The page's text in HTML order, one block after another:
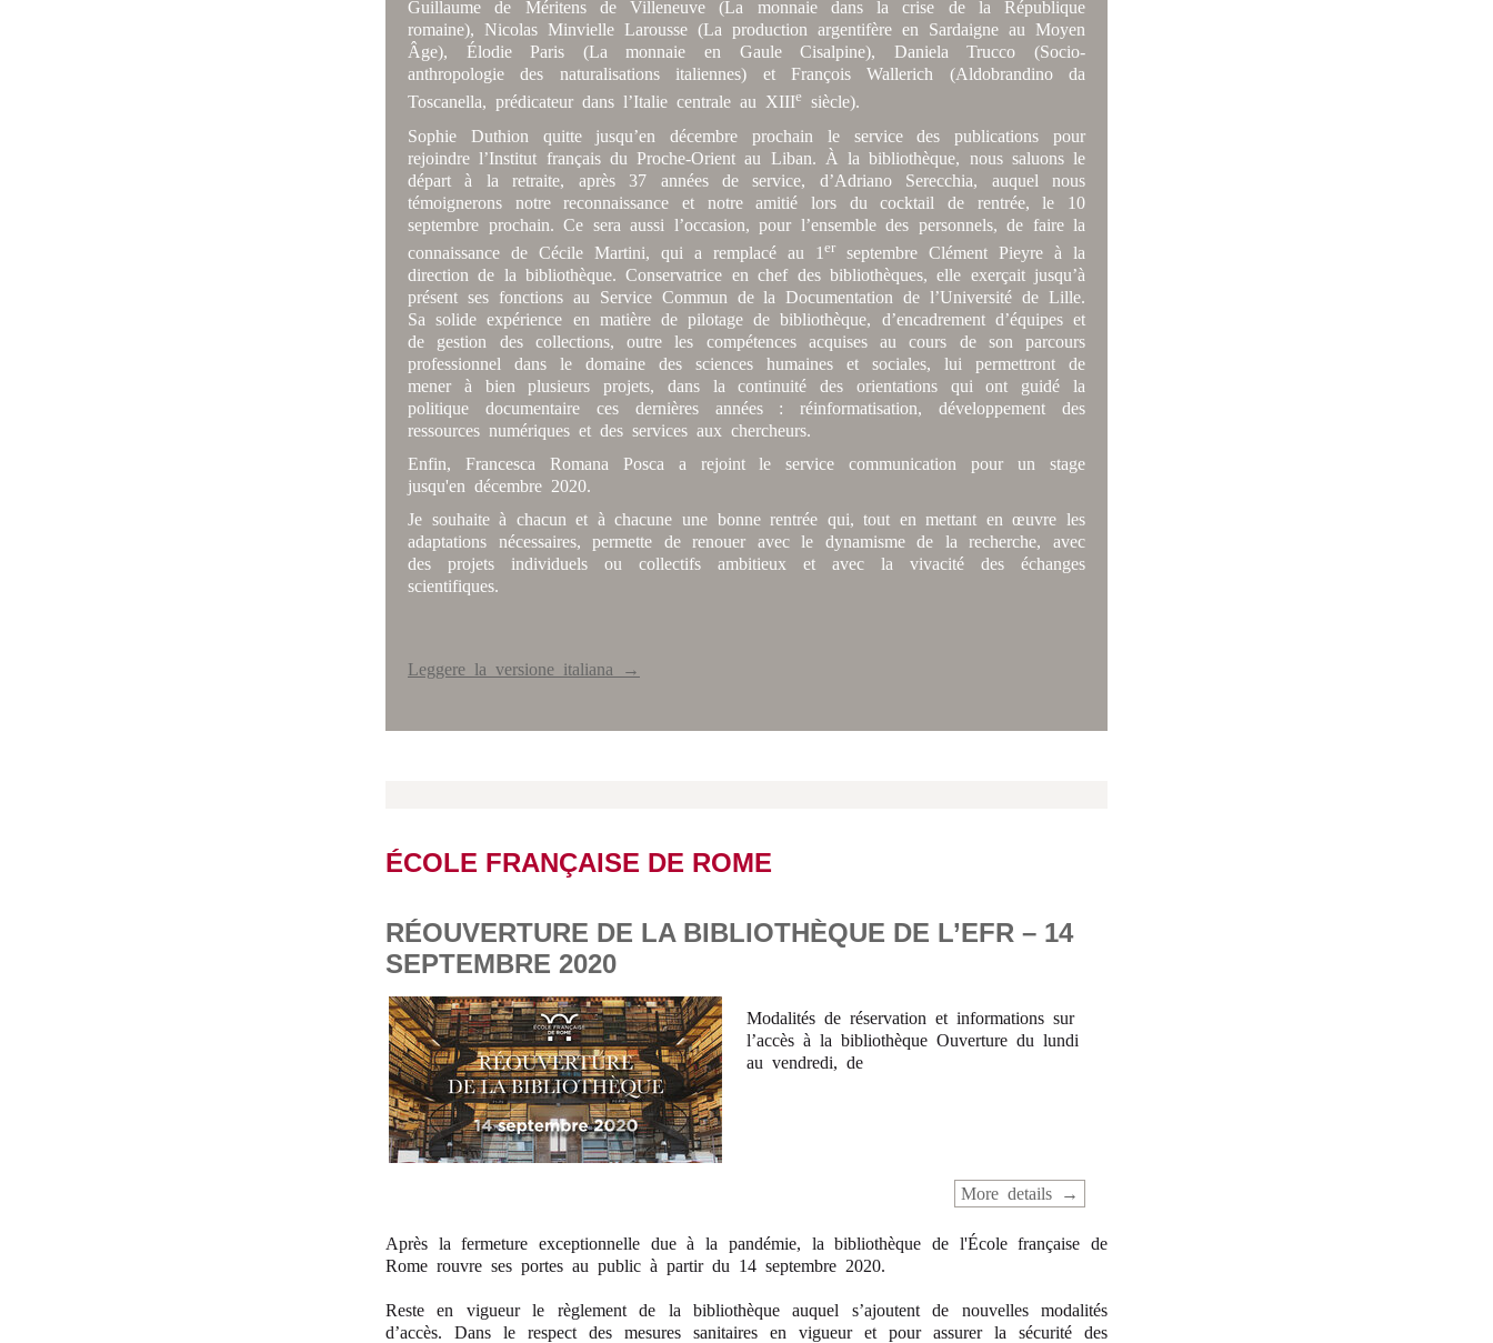
Guillaume de Méritens de Villeneuve (La monnaie dans la crise de la République
romaine), Nicolas Minvielle Larousse (La production argentifère en Sardaigne au Moyen
Âge), Élodie Paris (La monnaie en Gaule Cisalpine), Daniela Trucco (Socio-
anthropologie des naturalisations italiennes) et François Wallerich (Aldobrandino da
Toscanella, prédicateur dans l’Italie centrale au XIIIe siècle).
Sophie Duthion quitte jusqu’en décembre prochain le service des publications pour
rejoindre l’Institut français du Proche-Orient au Liban. À la bibliothèque, nous saluons le
départ à la retraite, après 37 années de service, d’Adriano Serecchia, auquel nous
témoignerons notre reconnaissance et notre amitié lors du cocktail de rentrée, le 10
septembre prochain. Ce sera aussi l’occasion, pour l’ensemble des personnels, de faire la
connaissance de Cécile Martini, qui a remplacé au 1 er septembre Clément Pieyre à la
direction de la bibliothèque. Conservatrice en chef des bibliothèques, elle exerçait jusqu’à
présent ses fonctions au Service Commun de la Documentation de l’Université de Lille.
Sa solide expérience en matière de pilotage de bibliothèque, d’encadrement d’équipes et
de gestion des collections, outre les compétences acquises au cours de son parcours
professionnel dans le domaine des sciences humaines et sociales, lui permettront de
mener à bien plusieurs projets, dans la continuité des orientations qui ont guidé la
politique documentaire ces dernières années : réinformatisation, développement des
ressources numériques et des services aux chercheurs.
Enfin, Francesca Romana Posca a rejoint le service communication pour un stage
jusqu'en décembre 2020.
Je souhaite à chacun et à chacune une bonne rentrée qui, tout en mettant en œuvre les
adaptations nécessaires, permette de renouer avec le dynamisme de la recherche, avec
des projets individuels ou collectifs ambitieux et avec la vivacité des échanges
scientifiques.
Leggere la versione italiana →
ÉCOLE FRANÇAISE DE ROME
RÉOUVERTURE DE LA BIBLIOTHÈQUE DE L’EFR – 14
SEPTEMBRE 2020
Modalités de réservation et informations sur
l’accès à la bibliothèque Ouverture du lundi
au vendredi, de
More details
Après la fermeture exceptionnelle due à la pandémie, la bibliothèque de l'École française de
Rome rouvre ses portes au public à partir du 14 septembre 2020.
Reste en vigueur le règlement de la bibliothèque auquel s’ajoutent de nouvelles modalités
d’accès. Dans le respect des mesures sanitaires en vigueur et pour assurer la sécurité des